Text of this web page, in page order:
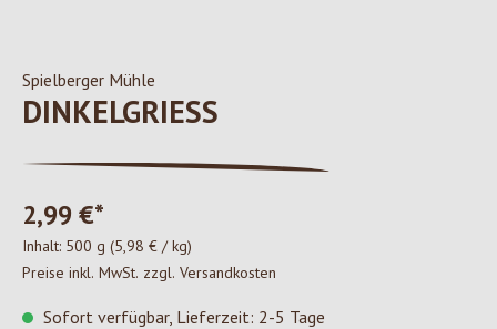
Spielberger Mühle
DINKELGRIESS
2,99 €*
Inhalt: 500 g (5,98 € / kg)
Preise inkl. MwSt. zzgl. Versandkosten
Sofort verfügbar, Lieferzeit: 2-5 Tage